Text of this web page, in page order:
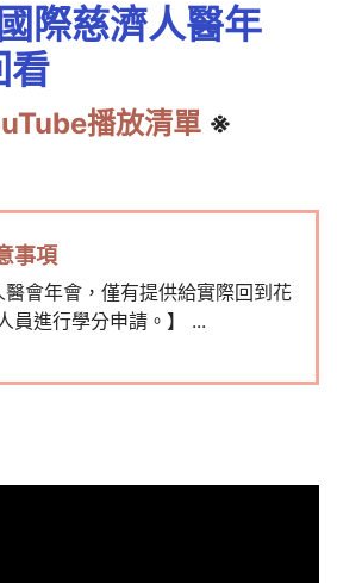
際慈濟人醫年
看
播放清單 ※
事項
會年會，僅有提供給實際回到花
員進行學分申請。】 ...